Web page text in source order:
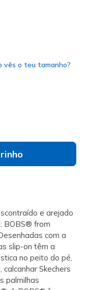
vês o teu tamanho?
e arejado
BOBS® from
com a
slip-on têm a
no peito do pé,
Skechers
palmilhas